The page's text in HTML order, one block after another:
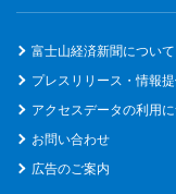
富士山経済新聞について
プレスリリース・情報
アクセスデータの利用
お問い合わせ
広告のご案内